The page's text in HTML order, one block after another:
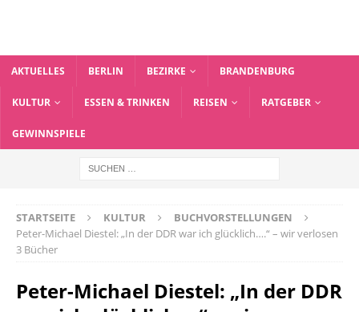
AKTUELLES BERLIN BEZIRKE BRANDENBURG
KULTUR ESSEN & TRINKEN REISEN RATGEBER
GEWINNSPIELE
STARTSEITE KULTUR
BUCHVORSTELLUNGEN
Peter-Michael Diestel: „In der DDR war ich glücklich….“ – wir verlosen
3 Bücher
Peter-Michael Diestel: „In der DDR